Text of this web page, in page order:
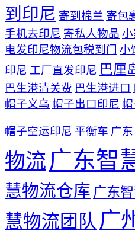
到印尼 寄到棉兰 寄包
手机去印尼 寄私人物品
电发印尼物流包税到门 小
印尼 工厂直发印尼 巴厘
巴生港清关费 巴生港进口
帽子义乌 帽子出口印尼
帽子空运印尼 平衡车 广东
物流 广东智
慧物流仓库 广东
慧物流团队 广